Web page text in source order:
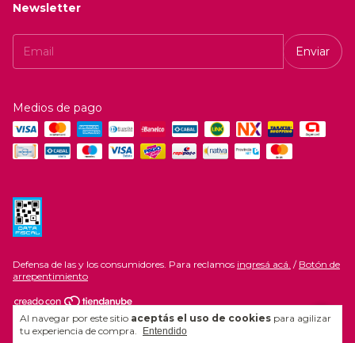
Al navegar por este sitio aceptás el uso de cookies para agilizar
tu experiencia de compra.
Entendido
Newsletter
Medios de pago
Defensa de las y los consumidores. Para reclamos ingresá acá. / Botón de
arrepentimiento
Copyright Beurer Argentina - 2026. Todos los derechos reservados.